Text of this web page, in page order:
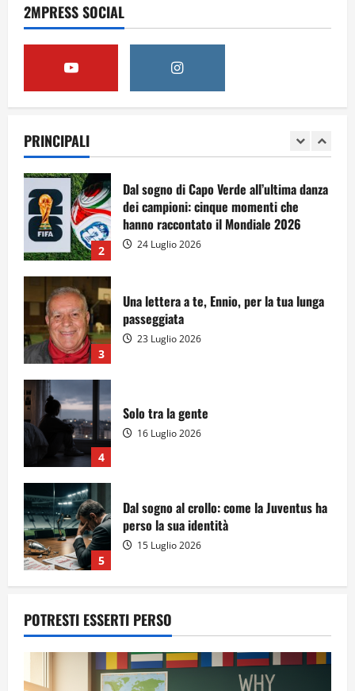
2MPRESS SOCIAL
PRINCIPALI
5
15 Luglio 2026
A Sergio, dal ragazzo furbo
2
Dal sogno di Capo Verde all’ultima danza
dei campioni: cinque momenti che
hanno raccontato il Mondiale 2026
24 Luglio 2026
3
Una lettera a te, Ennio, per la tua lunga
passeggiata
23 Luglio 2026
4
Solo tra la gente
16 Luglio 2026
5
Dal sogno al crollo: come la Juventus ha
perso la sua identità
15 Luglio 2026
A Sergio, dal ragazzo furbo
28 Luglio 2026
POTRESTI ESSERTI PERSO